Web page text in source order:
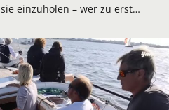
einzuholen – wer zu erst…